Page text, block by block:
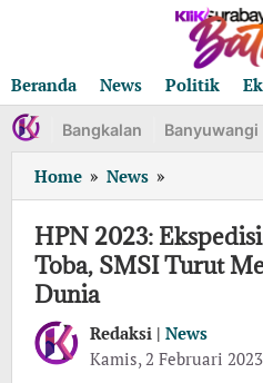
Beranda
News Politik
Bangkalan Banyuwangi
Home » News »
2023:
Ekspedisi
Geopark
Kaldera
SMSI
Turut
Menjaga
HPN 2023:
Toba, SMSI Turut
Dunia
Redaksi | News
Kamis, 2 Februari 2023